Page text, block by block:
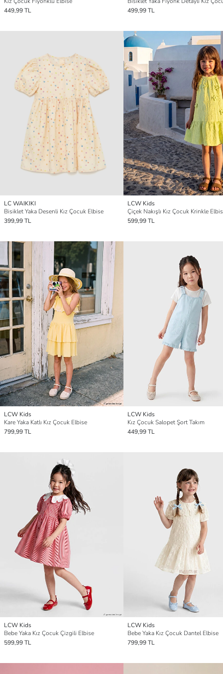
449,99 TL
499,99 TL
LC WAIKIKI
Bisiklet Yaka Desenli Kız Çocuk Elbise
399,99 TL
LCW Kids
Çiçek Nakışlı Kız Çocuk Krinkle
599,99 TL
LCW Kids
Kare Yaka Katlı Kız Çocuk Elbise
799,99 TL
LCW Kids
Kız Çocuk Salopet Şort Takım
449,99 TL
LCW Kids
Bebe Yaka Kız Çocuk Çizgili Elbise
599,99 TL
LCW Kids
Bebe Yaka Kız Çocuk Dantel Elbise
799,99 TL